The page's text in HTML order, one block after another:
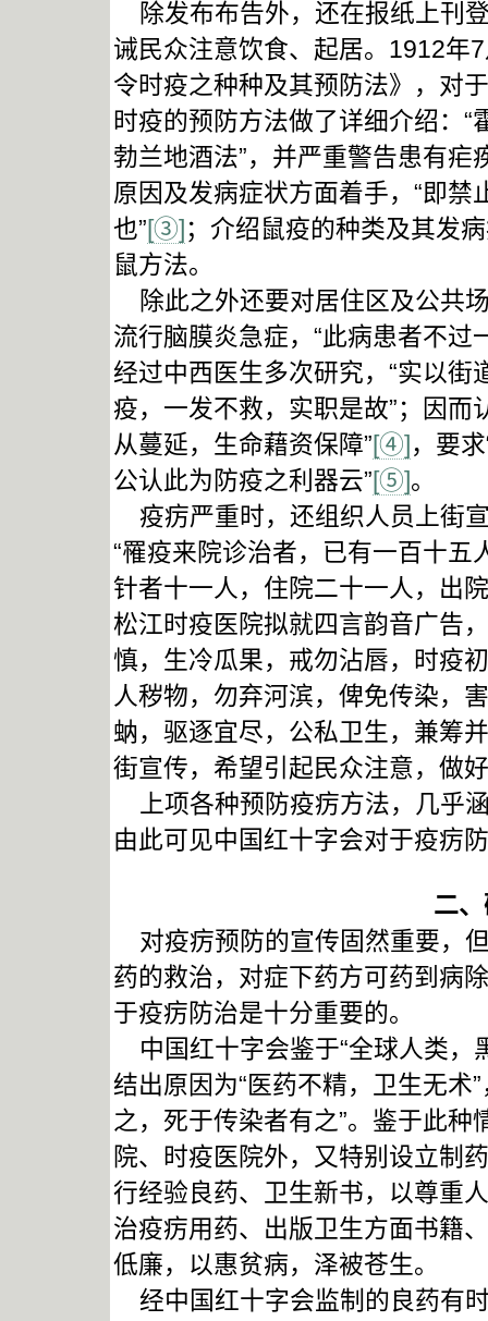
除发布布告外，还在报纸上刊
诫民众注意饮食、起居。1912年
令时疫之种种及其预防法》，对
时疫的预防方法做了详细介绍：
勃兰地酒法”，并严重警告患有
原因及发病症状方面着手，“即
也”[③]；介绍鼠疫的种类及其发
鼠方法。
除此之外还要对居住区及公共
流行脑膜炎急症，“此病患者不过
经过中西医生多次研究，“实以
疫，一发不救，实职是故”；因而
从蔓延，生命藉资保障”[④]，要
公认此为防疫之利器云”[⑤]。
疫疠严重时，还组织人员上街
“罹疫来院诊治者，已有一百十
针者十一人，住院二十一人，出
松江时疫医院拟就四言韵音广告
慎，生冷瓜果，戒勿沾唇，时疫
人秽物，勿弃河滨，俾免传染，
蚋，驱逐宜尽，公私卫生，兼筹
街宣传，希望引起民众注意，做
上项各种预防疫疠方法，几乎
由此可见中国红十字会对于疫疠
二
对疫疠预防的宣传固然重要，
药的救治，对症下药方可药到病
于疫疠防治是十分重要的。
中国红十字会鉴于“全球人类，
结出原因为“医药不精，卫生无术
之，死于传染者有之”。鉴于此
院、时疫医院外，又特别设立制
行经验良药、卫生新书，以尊重
治疫疠用药、出版卫生方面书籍
低廉，以惠贫病，泽被苍生。
经中国红十字会监制的良药有